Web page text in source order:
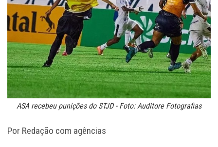
ASA recebeu punições do STJD - Foto: Auditore Fotografias
Por Redação com agências